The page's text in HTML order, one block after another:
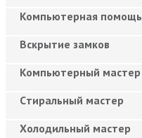
Компьютерная помощь
Вскрытие замков
Компьютерный мастер
Cтиральный мастер
Холодильный мастер